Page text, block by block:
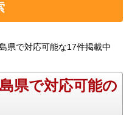
県で対応可能な17件掲載中
県で対応可能の